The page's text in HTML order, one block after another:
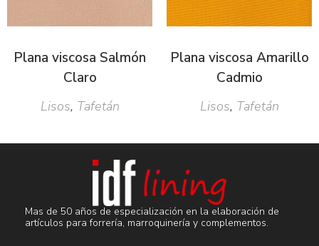
Plana viscosa Salmón
Claro
Lisos, Tafetán
Plana viscosa Amarillo
Cadmio
Lisos, Tafetán
Mas de 50 años de especialización en la elaboración de
artículos para forrería, marroquinería y complementos.